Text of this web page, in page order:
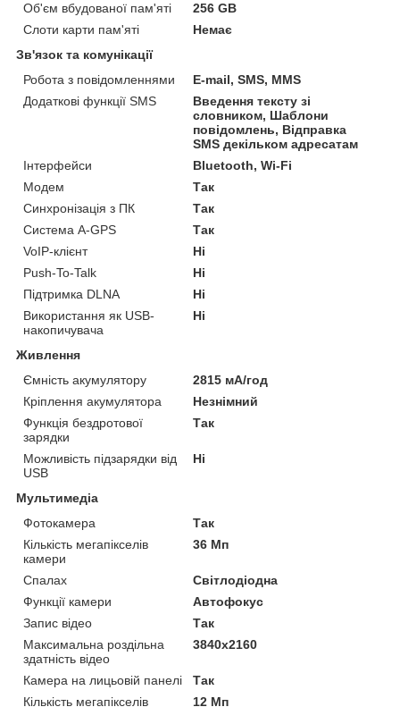
Об'єм вбудованої пам'яті
256 GB
Слоти карти пам'яті
Немає
Зв'язок та комунікації
Робота з повідомленнями
E-mail, SMS, MMS
Додаткові функції SMS
Введення тексту зі
словником, Шаблони
повідомлень, Відправка
SMS декільком адресатам
Інтерфейси
Bluetooth, Wi-Fi
Модем
Так
Синхронізація з ПК
Так
Система A-GPS
Так
VoIP-клієнт
Ні
Push-To-Talk
Ні
Підтримка DLNA
Ні
Використання як USB-
накопичувача
Ні
Живлення
Ємність акумулятору
2815 мА/год
Кріплення акумулятора
Незнімний
Функція бездротової
зарядки
Так
Можливість підзарядки від
USB
Ні
Мультимедіа
Фотокамера
Так
Кількість мегапікселів
камери
36 Мп
Спалах
Світлодіодна
Функції камери
Автофокус
Запис відео
Так
Максимальна роздільна
здатність відео
3840x2160
Камера на лицьовій панелі
Так
Кількість мегапікселів
12 Мп